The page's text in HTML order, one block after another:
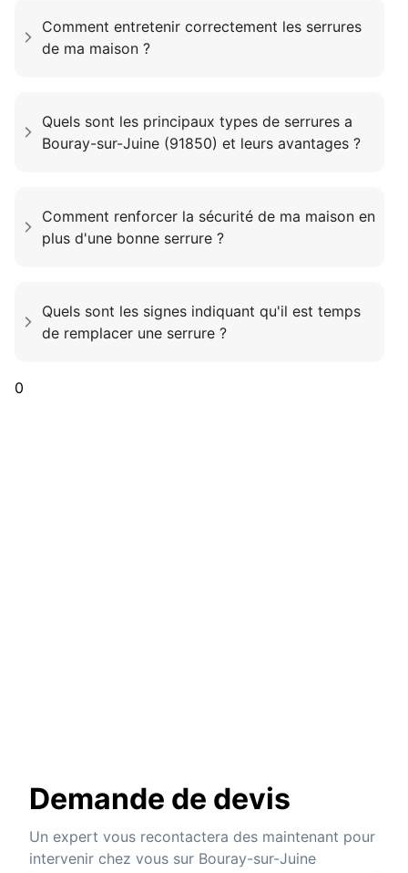
Comment entretenir correctement les serrures
de ma maison ?
Quels sont les principaux types de serrures a
Bouray-sur-Juine (91850) et leurs avantages ?
Comment renforcer la sécurité de ma maison en
plus d'une bonne serrure ?
Quels sont les signes indiquant qu'il est temps
de remplacer une serrure ?
0
Demande de devis
Un expert vous recontactera des maintenant pour
intervenir chez vous sur Bouray-sur-Juine